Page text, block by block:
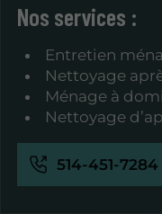
Nos services :
Entretien
Nettoyage
Ménage à
Nettoyage
514-451-7284